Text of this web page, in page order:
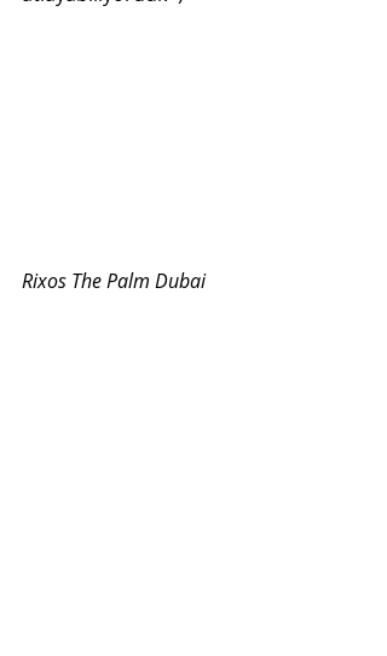
Rixos The Palm Dubai